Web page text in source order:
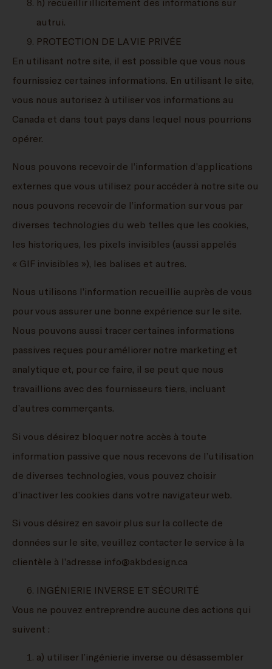
autrui.
PROTECTION DE LA VIE PRIVÉE
En utilisant notre site, il est possible que vous nous
fournissiez certaines informations. En utilisant le site,
vous nous autorisez à utiliser vos informations au
Canada et dans tout pays dans lequel nous pourrions
opérer.
Nous pouvons recevoir de l’information d’applications
externes que vous utilisez pour accéder à notre site ou
nous pouvons recevoir de l’information sur vous par
diverses technologies du web telles que les cookies,
les historiques, les pixels invisibles (aussi appelés
« GIF invisibles »), les balises et autres.
Nous utilisons l’information recueillie auprès de vous
pour vous assurer une bonne expérience sur le site.
Nous pouvons aussi tracer certaines informations
passives reçues pour améliorer notre marketing et
analytique et, pour ce faire, il se peut que nous
travaillions avec des fournisseurs tiers, incluant
d’autres commerçants.
Si vous désirez bloquer notre accès à toute
information passive que nous recevons de l’utilisation
de diverses technologies, vous pouvez choisir
d’inactiver les cookies dans votre navigateur web.
Si vous désirez en savoir plus sur la collecte de
données sur le site, veuillez contacter le service à la
clientèle à l’adresse info@akbdesign.ca
INGÉNIERIE INVERSE ET SÉCURITÉ
Vous ne pouvez entreprendre aucune des actions qui
suivent :
a) utiliser l’ingénierie inverse ou désassembler